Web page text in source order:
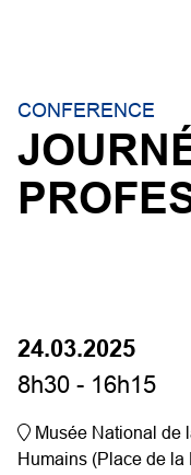
CONFERENCE
24.03.2025
8h30 - 16h15
Musée National de
Humains (Place de